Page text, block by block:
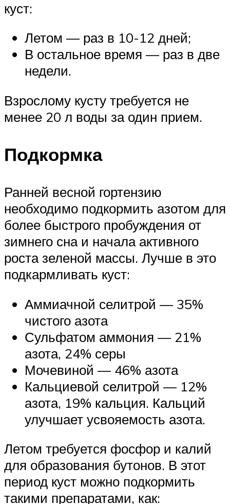
куст:
Летом — раз в 10-12 дней;
В остальное время — раз в две
недели.
Взрослому кусту требуется не
менее 20 л воды за один прием.
Подкормка
Ранней весной гортензию
необходимо подкормить азотом для
более быстрого пробуждения от
зимнего сна и начала активного
роста зеленой массы. Лучше в это
подкармливать куст:
Аммиачной селитрой — 35%
чистого азота
Сульфатом аммония — 21%
азота, 24% серы
Мочевиной — 46% азота
Кальциевой селитрой — 12%
азота, 19% кальция. Кальций
улучшает усвояемость азота.
Летом требуется фосфор и калий
для образования бутонов. В этот
период куст можно подкормить
такими препаратами, как: